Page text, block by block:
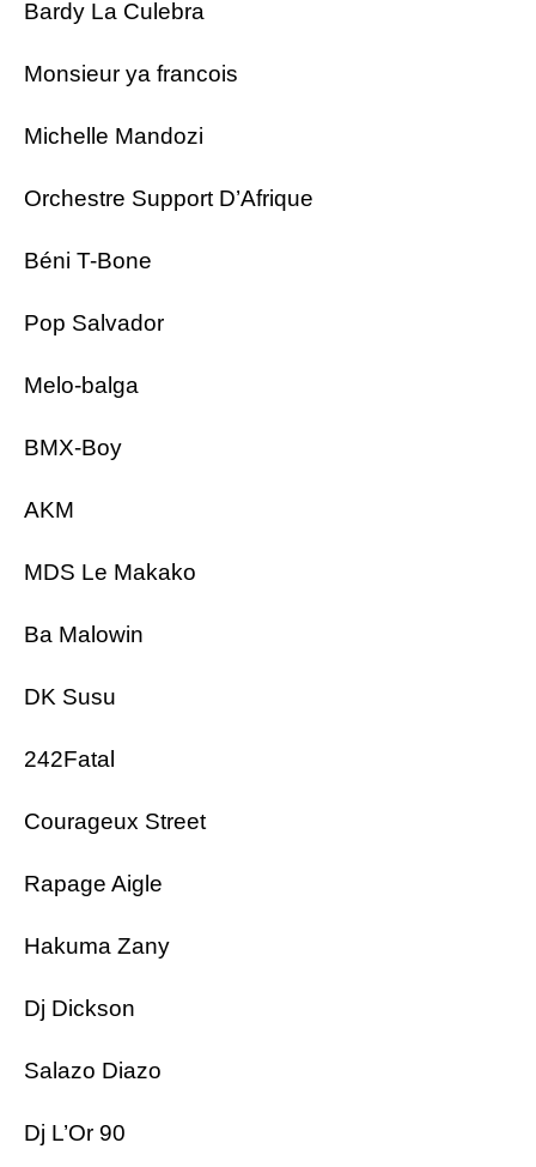
Bardy La Culebra
Monsieur ya francois
Michelle Mandozi
Orchestre Support D’Afrique
Béni T-Bone
Pop Salvador
Melo-balga
BMX-Boy
AKM
MDS Le Makako
Ba Malowin
DK Susu
242Fatal
Courageux Street
Rapage Aigle
Hakuma Zany
Dj Dickson
Salazo Diazo
Dj L’Or 90